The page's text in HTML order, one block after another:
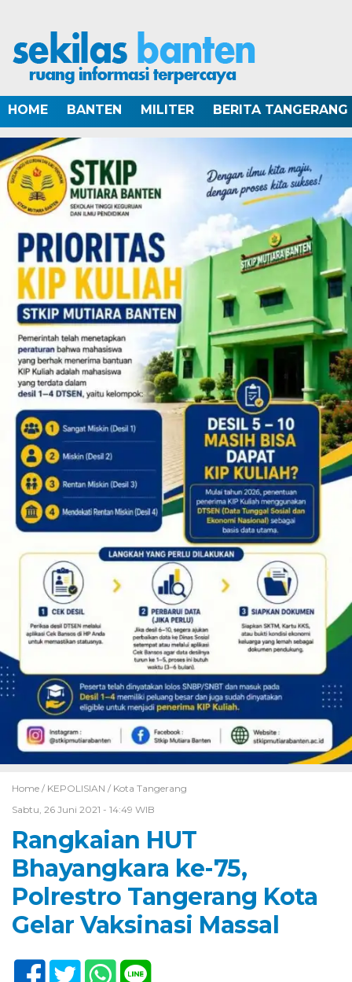
HOME BANTEN MILITER BERITA TANGERANG
Home / KEPOLISIAN / Kota Tangerang
Sabtu, 26 Juni 2021 - 14:49 WIB
Rangkaian HUT
Bhayangkara ke-75,
Polrestro Tangerang Kota
Gelar Vaksinasi Massal